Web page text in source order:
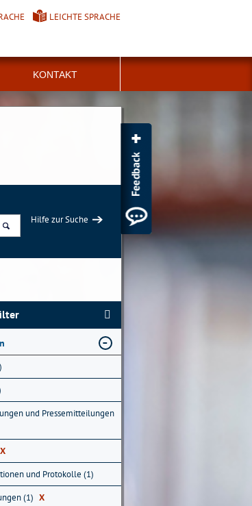
LEICHTE SPRACHE
KONTAKT
Hilfe zur Suche
und Pressemitteilungen
X
und Protokolle (1)
(1) X